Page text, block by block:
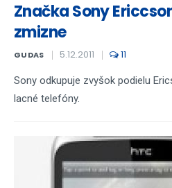
Značka Sony
zmizne
GUDAS 5.12.2011 11
Sony odkupuje zvyšok podielu
lacné telefóny.